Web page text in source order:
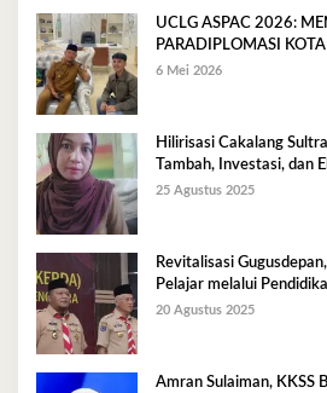
UCLG ASPAC 2026:
PARADIPLOMASI
6 Mei 2026
Hilirisasi Cakalang
Tambah, Investasi, dan
Berkelanjutan
25 Agustus 2025
Revitalisasi
Pelajar melalui
20 Agustus 2025
Amran Sulaiman, KKSS